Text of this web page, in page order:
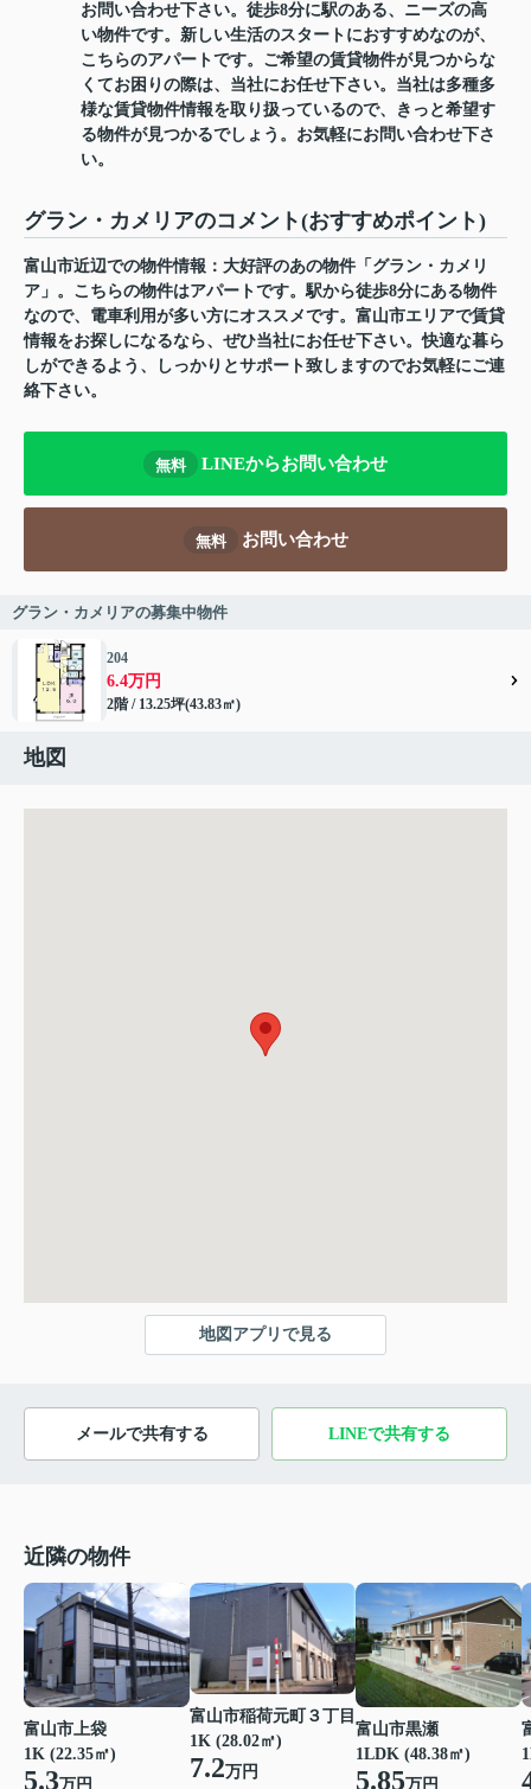
お問い合わせ下さい。徒歩8分に駅のある、ニーズの高
い物件です。新しい生活のスタートにおすすめなのが、
こちらのアパートです。ご希望の賃貸物件が見つからな
くてお困りの際は、当社にお任せ下さい。当社は多種多
様な賃貸物件情報を取り扱っているので、きっと希望す
る物件が見つかるでしょう。お気軽にお問い合わせ下さ
い。
グラン・カメリアのコメント(おすすめポイント)
富山市近辺での物件情報：大好評のあの物件「グラン・カメリ
ア」。こちらの物件はアパートです。駅から徒歩8分にある物件
なので、電車利用が多い方にオススメです。富山市エリアで賃貸
情報をお探しになるなら、ぜひ当社にお任せ下さい。快適な暮ら
しができるよう、しっかりとサポート致しますのでお気軽にご連
絡下さい。
無料 LINEからお問い合わせ
無料 お問い合わせ
グラン・カメリアの募集中物件
204
6.4万円
2階 / 13.25坪(43.83㎡)
地図
地図アプリで見る
メールで共有する LINEで共有する
近隣の物件
富山市上袋
1K (22.35㎡)
5.3万円
富山市稲荷元町３丁目
1K (28.02㎡)
7.2万円
富山市黒瀬
1LDK (48.38㎡)
5.85万円